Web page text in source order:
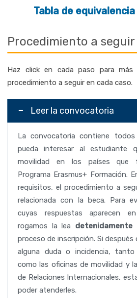
Tabla de
Procedimiento a seguir
Haz click en cada paso para más
procedimiento a seguir en cada caso.
Leer la convocatoria
La convocatoria contiene
pueda interesar al estudiante
movilidad en los países que
Programa Erasmus+ Formación.
requisitos, el procedimiento a
relacionada con la beca. Para
cuyas respuestas aparecen
rogamos la lea detenidamente
proceso de inscripción. Si después
alguna duda o incidencia, tanto
como las oficinas de movilidad y
de Relaciones Internacionales,
poder atenderles.